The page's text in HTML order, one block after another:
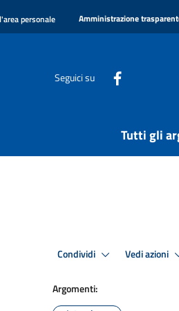
personale Amministrazione
Seguici su
Tutti gli
Condividi Vedi azioni
Argomenti: